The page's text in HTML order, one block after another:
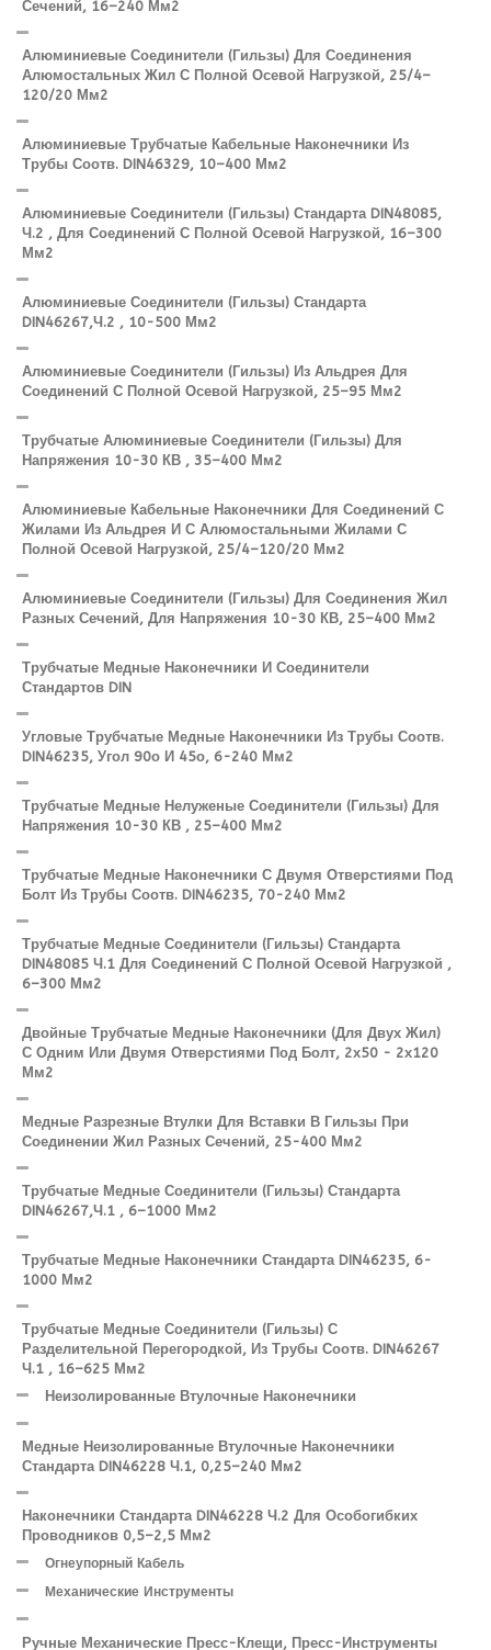
Сечений, 16–240 Мм2
Алюминиевые Соединители (гильзы) Для Соединения
Алюмостальных Жил С Полной Осевой Нагрузкой, 25/4–
120/20 Мм2
Алюминиевые Трубчатые Кабельные Наконечники Из
Трубы Соотв. DIN46329, 10–400 Мм2
Алюминиевые Соединители (гильзы) Стандарта DIN48085,
Ч.2 , Для Соединений С Полной Осевой Нагрузкой, 16–300
Мм2
Алюминиевые Соединители (гильзы) Стандарта
DIN46267,ч.2 , 10-500 Мм2
Алюминиевые Соединители (гильзы) Из Альдрея Для
Соединений С Полной Осевой Нагрузкой, 25–95 Мм2
Трубчатые Алюминиевые Соединители (гильзы) Для
Напряжения 10-30 КВ , 35–400 Мм2
Алюминиевые Кабельные Наконечники Для Соединений С
Жилами Из Альдрея И С Алюмостальными Жилами С
Полной Осевой Нагрузкой, 25/4–120/20 Мм2
Алюминиевые Соединители (гильзы) Для Соединения Жил
Разных Сечений, Для Напряжения 10-30 КВ, 25–400 Мм2
Трубчатые Медные Наконечники И Соединители
Стандартов DIN
Угловые Трубчатые Медные Наконечники Из Трубы Соотв.
DIN46235, Угол 90о И 45о, 6-240 Мм2
Трубчатые Медные Нелуженые Соединители (гильзы) Для
Напряжения 10-30 КВ , 25–400 Мм2
Трубчатые Медные Наконечники С Двумя Отверстиями Под
Болт Из Трубы Соотв. DIN46235, 70-240 Мм2
Трубчатые Медные Соединители (гильзы) Стандарта
DIN48085 Ч.1 Для Соединений С Полной Осевой Нагрузкой ,
6–300 Мм2
Двойные Трубчатые Медные Наконечники (для Двух Жил)
С Одним Или Двумя Отверстиями Под Болт, 2х50 - 2х120
Мм2
Медные Разрезные Втулки Для Вставки В Гильзы При
Соединении Жил Разных Сечений, 25-400 Мм2
Трубчатые Медные Соединители (гильзы) Стандарта
DIN46267,ч.1 , 6–1000 Мм2
Трубчатые Медные Наконечники Стандарта DIN46235, 6-
1000 Мм2
Трубчатые Медные Соединители (гильзы) С
Разделительной Перегородкой, Из Трубы Соотв. DIN46267
Ч.1 , 16–625 Мм2
Неизолированные Втулочные Наконечники
Медные Неизолированные Втулочные Наконечники
Стандарта DIN46228 Ч.1, 0,25–240 Мм2
Наконечники Стандарта DIN46228 Ч.2 Для Особогибких
Проводников 0,5–2,5 Мм2
Огнеупорный Кабель
Механические Инструменты
Ручные Механические Пресс-Клещи, Пресс-Инструменты